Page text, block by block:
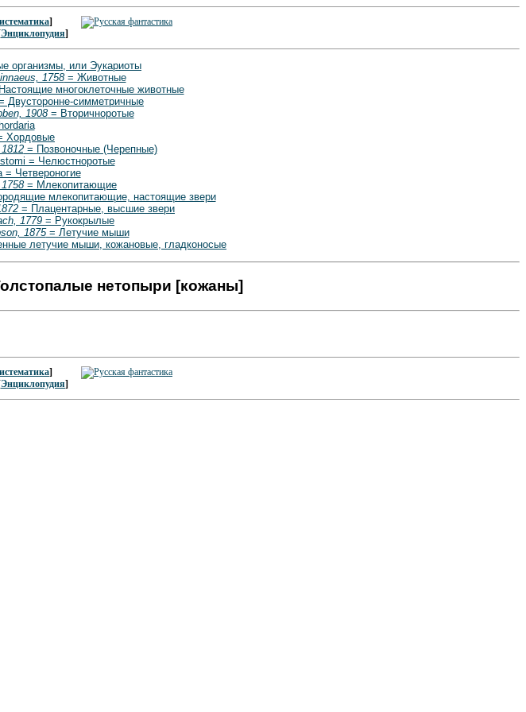
]
Энциклопудия]
организмы, или Эукариоты
1758= Животные
многоклеточные животные
Двусторонне-симметричные
1908= Вторичноротые
Хордовые
= Позвоночные (Черепные)
= Челюстноротые
= Четвероногие
= Млекопитающие
млекопитающие, настоящие звери
= Плацентарные, высшие звери
1779 = Рукокрылые
1875= Летучие мыши
летучие мыши, кожановые, гладконосые
нетопыри [кожаны]
]
Энциклопудия]